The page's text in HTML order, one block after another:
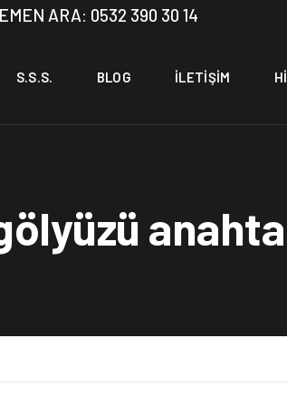
ARA: 0532 390 30 14
S.S.S. BLOG İLETIŞIM